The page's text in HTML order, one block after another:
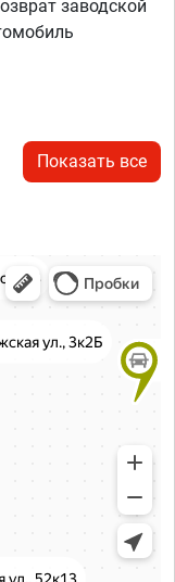
заводской
Показать все